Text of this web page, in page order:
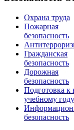
Охрана труда
Пожарная
безопасность
Гражданская
безопасность
Дорожная
безопасность
Подготовка к
учебному году
безопасность